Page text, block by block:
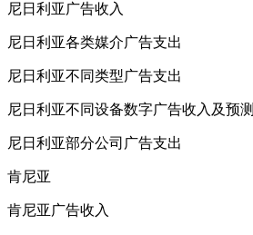
尼日利亚广告收入
尼日利亚各类媒介广告支出
尼日利亚不同类型广告支出
尼日利亚不同设备数字广告收入及预测
尼日利亚部分公司广告支出
肯尼亚
肯尼亚广告收入